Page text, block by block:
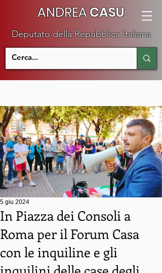
ANDREACASU
Deputato della Repubblica Italiana
In Piazza dei Consoli a
Roma per il Forum Casa
con le inquiline e gli
5 giu 2024